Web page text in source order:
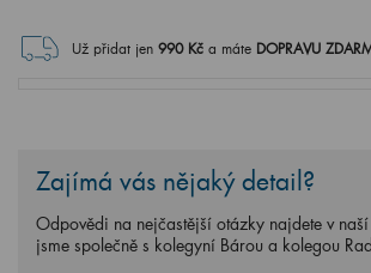
Už přidat jen 990Kč a máte DOPRAVU
Zajímá vás nějaký detail?
Odpovědi na nejčastější otázky najdete v
jsme společně s kolegyní Bárou a kolegou